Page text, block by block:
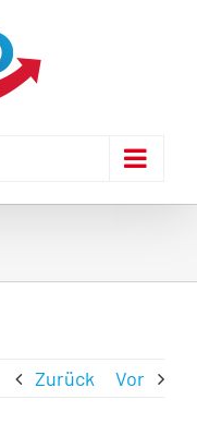
Zurück Vor